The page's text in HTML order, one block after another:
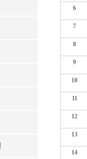
6
7
8
9
10
11
12
13
14